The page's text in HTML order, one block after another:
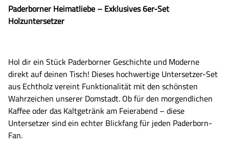
Paderborner Heimatliebe – Exklusives 6er-Set
Holzuntersetzer
​Hol dir ein Stück Paderborner Geschichte und Moderne
direkt auf deinen Tisch! Dieses hochwertige Untersetzer-Set
aus Echtholz vereint Funktionalität mit den schönsten
Wahrzeichen unserer Domstadt. Ob für den morgendlichen
Kaffee oder das Kaltgetränk am Feierabend – diese
Untersetzer sind ein echter Blickfang für jeden Paderborn-
Fan.